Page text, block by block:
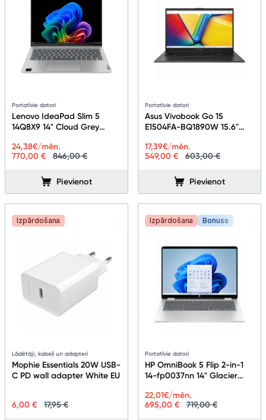
Portatīvie datori
Lenovo IdeaPad Slim 5
14Q8X9 14" Cloud Grey
770,00 €
846,00 €
24,38€/mēn.
Pievienot
Portatīvie datori
Asus Vivobook Go 15
E1504FA-BQ1890W 15.6"
M03280
549,00 € 603,00 €
17,39€/mēn.
Pievienot
Izpārdošana
Lādētāji, kabeļi un adapteri
Mophie Essentials 20W USB-
C PD wall adapter White EU
6,00 € 17,95 €
Izpārdošana Bonuss
Portatīvie datori
HP OmniBook 5 Flip 2-in-1
14-fp0037nn 14" Glacier
695,00 €
719,00 €
22,01€/mēn.